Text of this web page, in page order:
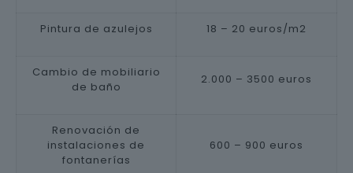
Pintura de azulejos 18 – 20 euros/m2
Cambio de mobiliario
de baño
2.000 – 3500 euros
Renovación de
instalaciones de
fontanerías
600 – 900 euros